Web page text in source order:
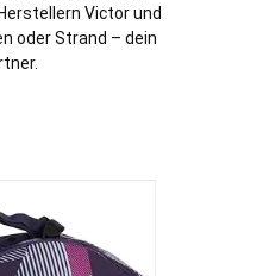
Victor und
oder Strand – dein